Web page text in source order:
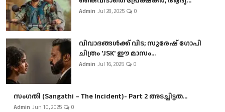
Admin Jul 28, 2025 0
വിവാദങ്ങൾക്ക് വിട; സുരേഷ് ഗോപി
ചിത്രം 'JSK' ഈ മാസം...
Admin Jul 16, 2025 0
സംഗതി (Sangathi – The Incident)- Part 2 അടച്ചിട്ടത...
Admin Jun 10, 2025 0